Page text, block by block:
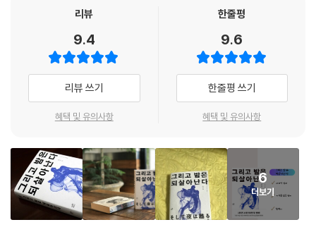
불필요한 수식은 일체 걷어내고 신속하고도 거칠게 사실만을 쌓아올리는
문학적 스타일을 지칭한다. 대실 해밋, 레이먼드 챈들러, 로스 맥도널드 등
하드보일드 탐정소설을 대표하는 작가 중에서도 특히 레이먼드 챈들러의
광팬임을 자청하는 하라 료는 『그리고 밤은 되살아난다』의 권말에 단편
「말로라는 사나이」를 수록하여 그에 대한 존경과 사랑을 전한다. 레이먼드
챈들러의 페르소나 ‘필립 말로’의 “남자는 터프하지 않으면 살 수 없고 부
드럽지 않으면 살 자격이 없다”라는 대사를 직접 인용하는 것도 같은 맥락
서 머무르는 것은 절대 아니다. 하라 료는 서양이 아닌 동양, 고전이 아닌
현재로 무대를 옮긴 채, 하드보일드의 단점으로 꼽히는 추리소설의 즐거움
까지 배가하여 하드보일드 탐정소설의 새로운 스타일을 성취해냈다. ‘하라
료를 만난 이후 다른 소설로는 만족을 모르게 되었다’는 평단의 극찬을 비
롯해 미야베 미유키, 히가시야마 아키라, 유즈키 유코, 노리즈키 긴타로 등
리뷰
9.4
리뷰 쓰기
혜택 및 유의사항
한줄평
9.6
한줄평 쓰기
혜택 및 유의사항
6
더보기